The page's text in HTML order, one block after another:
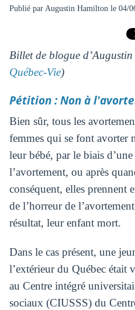
Publié par Augustin Hamiltonle 04/
Billet de blogue
Québec-Vie)
Pétition : Non à
Bien sûr, tous les
femmes qui se font avorter
leur bébé, par le biais
l’avortement, ou après
conséquent, elles prennent
de l’horreur de
résultat, leur enfant mort.
Dans le cas présent, une
l’extérieur du Québec était
au Centre intégré
sociaux (CIUSSS) du